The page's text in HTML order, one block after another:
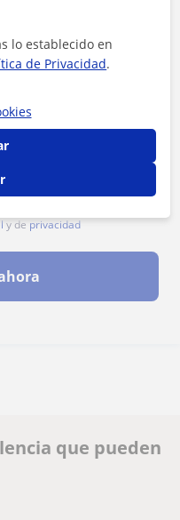
y de privacidad
que pueden
lo establecido en
de Privacidad.